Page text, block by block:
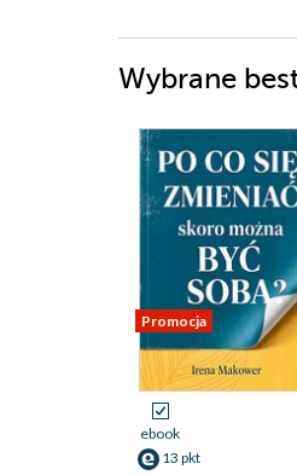
Wybrane
Promocja
ebook
13 pkt